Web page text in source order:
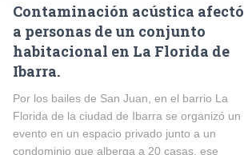
Contaminación acústica afectó
a personas de un conjunto
habitacional en La Florida de
Ibarra.
Por los bailes de San Juan, en el barrio La
Florida de la ciudad de Ibarra se organizó un
evento en un espacio privado junto a un
condominio que alberga a 20 casas, ese